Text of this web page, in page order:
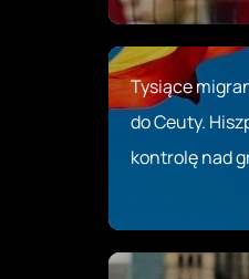
Tysiące
do Ceuty.
kontrolę nad